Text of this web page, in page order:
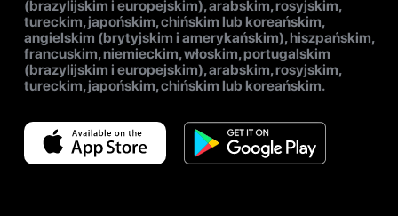
(brazylijskim i europejskim), arabskim, rosyjskim,
tureckim, japońskim, chińskim lub koreańskim,
angielskim (brytyjskim i amerykańskim), hiszpańskim,
francuskim, niemieckim, włoskim, portugalskim
(brazylijskim i europejskim), arabskim, rosyjskim,
tureckim, japońskim, chińskim lub koreańskim.